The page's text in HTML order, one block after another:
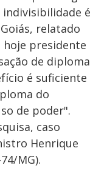
é
relatado
presidente
de diploma
é suficiente
do
de poder".
caso
Henrique
MG).